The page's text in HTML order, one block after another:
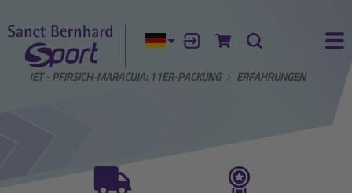
Aktuelle Sprache:
AnmeldenZum Warenkorb
Suche
SACHET - PFIRSICH-MARACUJA: 11ER-PACKUNG ERFAHRUNGEN